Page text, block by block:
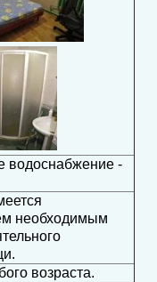
водоснабжение -
необходимым
возраста.